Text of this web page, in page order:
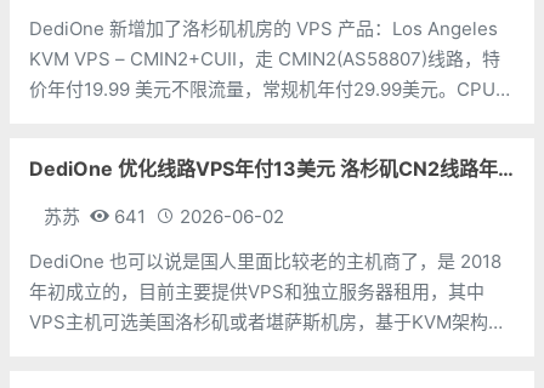
DediOne 新增加了洛杉矶机房的 VPS 产品：Los Angeles
KVM VPS – CMIN2+CUII，走 CMIN2(AS58807)线路，特
价年付19.99 美元不限流量，常规机年付29.99美元。CPU：
DediOne 优化线路VPS年付13美元 洛杉矶CN2线路年付59美元
苏苏 641
2026-06-02
DediOne 也可以说是国人里面比较老的主机商了，是 2018
年初成立的，目前主要提供VPS和独立服务器租用，其中
VPS主机可选美国洛杉矶或者堪萨斯机房，基于KVM架构。